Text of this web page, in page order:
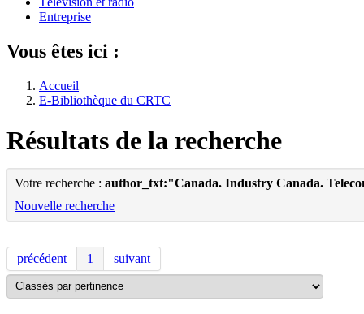
Entreprise
Vous êtes ici :
Accueil
E-Bibliothèque du CRTC
Résultats de la recherche
Votre recherche : author_txt:"Canada. Industry Canada.
Nouvelle recherche
précédent 1 suivant